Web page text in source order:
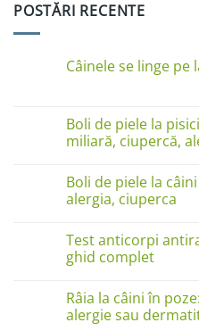
POSTĂRI RECENTE
Câinele se linge pe
Câinele
se
linge
Cauze
și
soluții
Boli de piele la
miliară, ciupercă,
la
Boli
de
pisici
în
imagini:
ciupercă,
alergii
și
Boli de piele la
alergia, ciuperca
Boli
de
câini
în
poze:
Test anticorpi
ghid complet
la
Test
anticorpi
Râia la câini în
alergie sau